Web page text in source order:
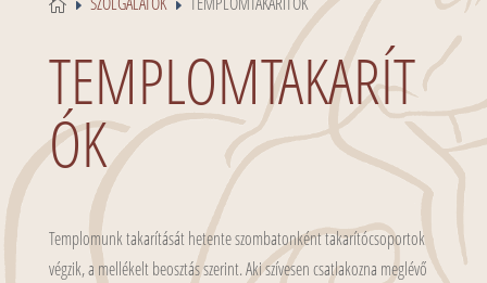
 E E
TEMPLOMTAKARÍT
ÓK
Templomunk takarítását hetente szombatonként takarítócsoportok
végzik, a mellékelt beosztás szerint. Aki szívesen csatlakozna meglévő